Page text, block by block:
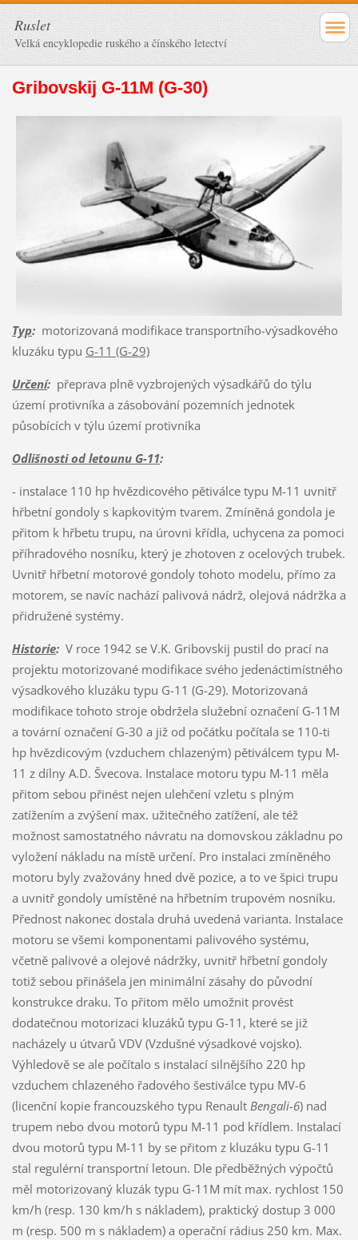
Ruslet
Velká encyklopedie ruského a čínského letectví
Gribovskij G-11M (G-30)
Typ:motorizovaná modifikace transportního-výsadkového
kluzáku typu G-11 (G-29)
Určení:přeprava plně vyzbrojených výsadkářů do týlu
území protivníka a zásobování pozemních jednotek
působících v týlu území protivníka
Odlišnosti od letounu G-11:
- instalace 110 hp hvězdicového pětiválce typu M-11 uvnitř
hřbetní gondoly s kapkovitým tvarem. Zmíněná gondola je
přitom k hřbetu trupu, na úrovni křídla, uchycena za pomoci
příhradového nosníku, který je zhotoven z ocelových trubek.
Uvnitř hřbetní motorové gondoly tohoto modelu, přímo za
motorem, se navíc nachází palivová nádrž, olejová nádržka a
přidružené systémy.
Historie:V roce 1942 se V.K. Gribovskij pustil do prací na
projektu motorizované modifikace svého jedenáctimístného
výsadkového kluzáku typu G-11 (G-29). Motorizovaná
modifikace tohoto stroje obdržela služební označení G-11M
a tovární označení G-30 a již od počátku počítala se 110-ti
hp hvězdicovým (vzduchem chlazeným) pětiválcem typu M-
11 z dílny A.D. Švecova. Instalace motoru typu M-11 měla
přitom sebou přinést nejen ulehčení vzletu s plným
zatížením a zvýšení max. užitečného zatížení, ale též
možnost samostatného návratu na domovskou základnu po
vyložení nákladu na místě určení. Pro instalaci zmíněného
motoru byly zvažovány hned dvě pozice, a to ve špici trupu
a uvnitř gondoly umístěné na hřbetním trupovém nosníku.
Přednost nakonec dostala druhá uvedená varianta. Instalace
motoru se všemi komponentami palivového systému,
včetně palivové a olejové nádržky, uvnitř hřbetní gondoly
totiž sebou přinášela jen minimální zásahy do původní
konstrukce draku. To přitom mělo umožnit provést
dodatečnou motorizaci kluzáků typu G-11, které se již
nacházely u útvarů VDV (Vzdušné výsadkové vojsko).
Výhledově se ale počítalo s instalací silnějšího 220 hp
vzduchem chlazeného řadového šestiválce typu MV-6
(licenční kopie francouzského typu Renault Bengali-6) nad
trupem nebo dvou motorů typu M-11 pod křídlem. Instalací
dvou motorů typu M-11 by se přitom z kluzáku typu G-11
stal regulérní transportní letoun. Dle předběžných výpočtů
měl motorizovaný kluzák typu G-11M mít max. rychlost 150
km/h (resp. 130 km/h s nákladem), praktický dostup 3 000
m (resp. 500 m s nákladem) a operační rádius 250 km. Max.